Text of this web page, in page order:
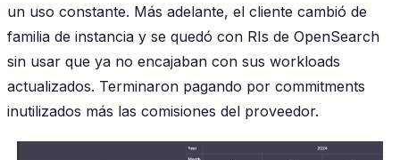
un uso constante. Más adelante, el cliente cambió de
familia de instancia y se quedó con RIs de OpenSearch
sin usar que ya no encajaban con sus workloads
actualizados. Terminaron pagando por commitments
inutilizados más las comisiones del proveedor.